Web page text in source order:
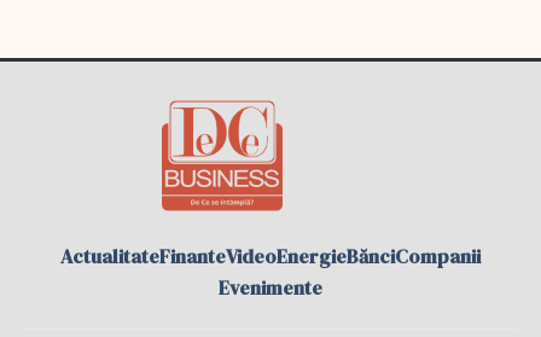
ActualitateFinanteVideoEnergieBănciCompanii
Evenimente